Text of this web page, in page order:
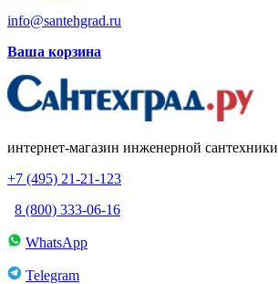
info@santehgrad.ru
Ваша корзина
интернет-магазин инженерной сантехники
+7 (495) 21-21-123
8 (800) 333-06-16
WhatsApp
Telegram